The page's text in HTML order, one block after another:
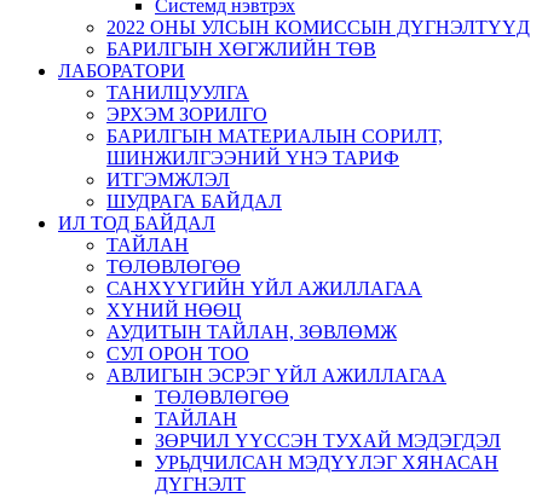
Системд нэвтрэх
2022 ОНЫ УЛСЫН КОМИССЫН ДҮГНЭЛТҮҮД
БАРИЛГЫН ХӨГЖЛИЙН ТӨВ
ЛАБОРАТОРИ
ТАНИЛЦУУЛГА
ЭРХЭМ ЗОРИЛГО
БАРИЛГЫН МАТЕРИАЛЫН СОРИЛТ,
ШИНЖИЛГЭЭНИЙ ҮНЭ ТАРИФ
ИТГЭМЖЛЭЛ
ШУДРАГА БАЙДАЛ
ИЛ ТОД БАЙДАЛ
ТАЙЛАН
ТӨЛӨВЛӨГӨӨ
САНХҮҮГИЙН ҮЙЛ АЖИЛЛАГАА
ХҮНИЙ НӨӨЦ
АУДИТЫН ТАЙЛАН, ЗӨВЛӨМЖ
СУЛ ОРОН ТОО
АВЛИГЫН ЭСРЭГ ҮЙЛ АЖИЛЛАГАА
ТӨЛӨВЛӨГӨӨ
ТАЙЛАН
ЗӨРЧИЛ ҮҮССЭН ТУХАЙ МЭДЭГДЭЛ
УРЬДЧИЛСАН МЭДҮҮЛЭГ ХЯНАСАН
ДҮГНЭЛТ